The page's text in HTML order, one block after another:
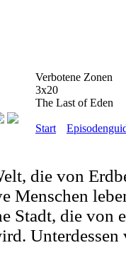
Verbotene Zonen
3x20
The Last of Eden
Start
die von
Menschen
Stadt, die von
Unterdessen